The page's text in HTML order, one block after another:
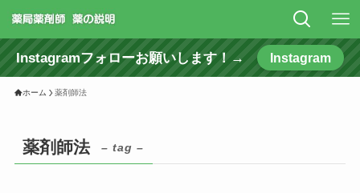
Instagramフォローお願いします！→ Instagram
ホーム 薬剤師法
薬剤師法 – tag –